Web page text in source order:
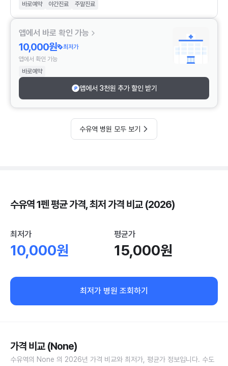
바로예약
야간진료 주말진료
앱에서 바로 확인 가능
10,000원
최저가
앱에서 확인 가능
바로예약
앱에서 3천원 추가 할인 받기
수유역 병원 모두 보기
수유역 1펜 평균 가격, 최저 가격 비교 (2026)
최저가
10,000원
평균가
15,000원
최저가 병원 조회하기
가격 비교 (None)
수유역의 None 의 2026년 가격 비교와 최저가, 평균가 정보입니다. 수도